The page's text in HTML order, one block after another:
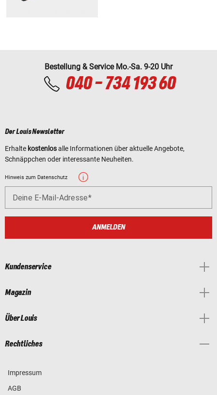
Bestellung & Service Mo.-Sa. 9-20 Uhr
040 - 734 193 60
Der Louis Newsletter
Erhalte kostenlosalle Informationen über aktuelle Angebote,
Schnäppchen oder interessante Neuheiten.
Hinweis zum Datenschutz
Deine E-Mail-Adresse
ANMELDEN
Kundenservice
Magazin
Über Louis
Rechtliches
Impressum
AGB